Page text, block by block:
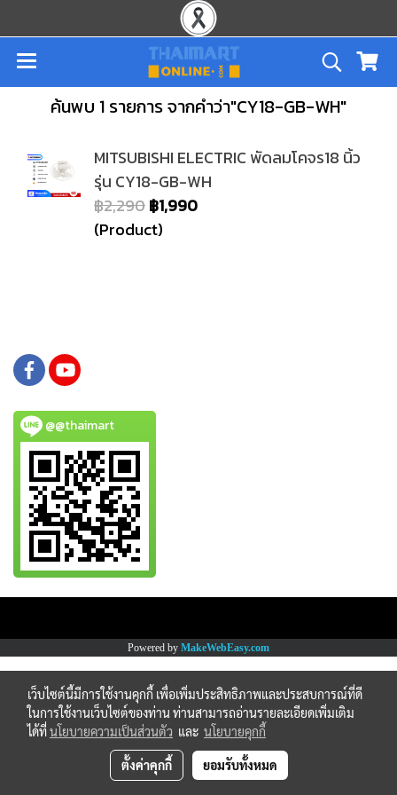
ค้นพบ 1 รายการ จากคำว่า"CY18-GB-WH"
MITSUBISHI ELECTRIC พัดลมโคจร18 นิ้ว
รุ่น CY18-GB-WH
฿2,290฿1,990
(Product)
@@thaimart
Powered by MakeWebEasy.com
เว็บไซต์นี้มีการใช้งานคุกกี้ เพื่อเพิ่มประสิทธิภาพและประสบการณ์ที่ดี
ในการใช้งานเว็บไซต์ของท่าน ท่านสามารถอ่านรายละเอียดเพิ่มเติม
ได้ที่นโยบายความเป็นส่วนตัว และ นโยบายคุกกี้
ตั้งค่าคุกกี้ ยอมรับทั้งหมด